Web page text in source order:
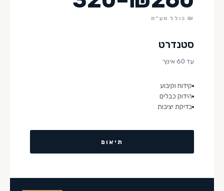
₪ כולל מע״מ
סטנדרט
עד 60 אינץ׳
קידוח וקיבוע
הידוק כבלים
בדיקת יציבות
תיאום